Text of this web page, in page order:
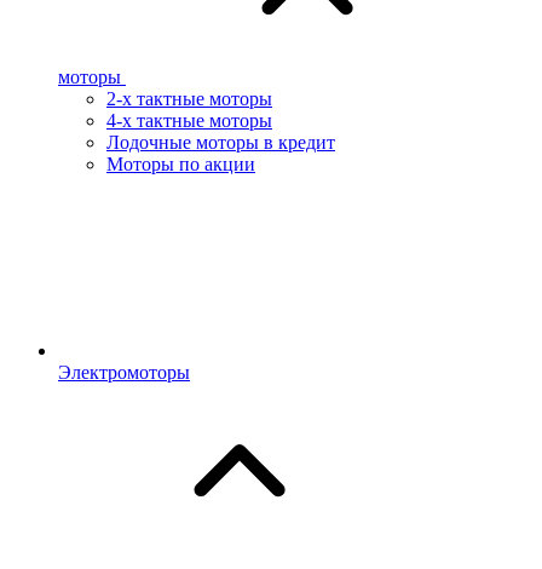
моторы
2-х тактные моторы
4-х тактные моторы
Лодочные моторы в кредит
Моторы по акции
Электромоторы